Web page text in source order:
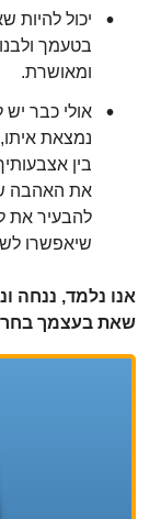
יכול להיות
בטעמך
ומאושרת.
אולי כבר
נמצאת
בין
את האהבה
להבעיר את
שיאפשרו
אנו נלמד, ננחה
שאת בעצמך